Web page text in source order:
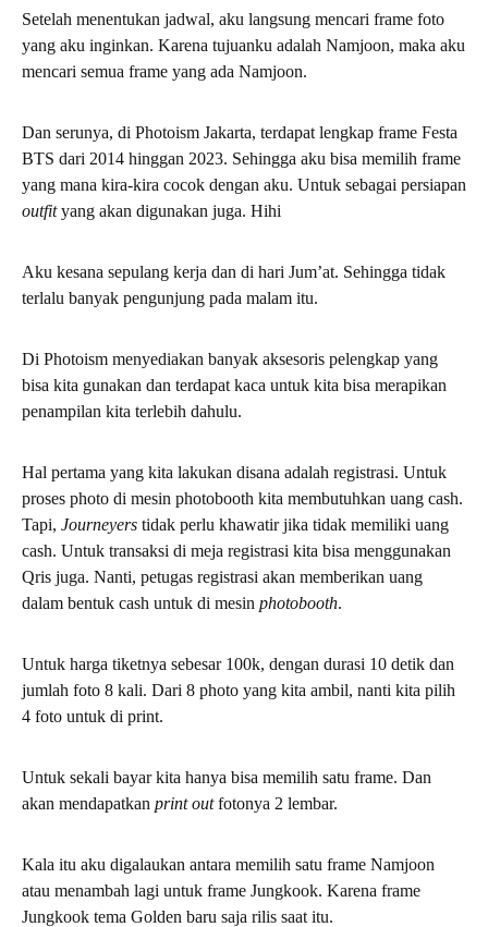
Setelah menentukan jadwal, aku langsung mencari frame foto
yang aku inginkan. Karena tujuanku adalah Namjoon, maka aku
mencari semua frame yang ada Namjoon.
Dan serunya, di Photoism Jakarta, terdapat lengkap frame Festa
BTS dari 2014 hinggan 2023. Sehingga aku bisa memilih frame
yang mana kira-kira cocok dengan aku. Untuk sebagai persiapan
outfityang akan digunakan juga. Hihi
Aku kesana sepulang kerja dan di hari Jum’at. Sehingga tidak
terlalu banyak pengunjung pada malam itu.
Di Photoism menyediakan banyak aksesoris pelengkap yang
bisa kita gunakan dan terdapat kaca untuk kita bisa merapikan
penampilan kita terlebih dahulu.
Hal pertama yang kita lakukan disana adalah registrasi. Untuk
proses photo di mesin photobooth kita membutuhkan uang cash.
Tapi, Journeyers tidak perlu khawatir jika tidak memiliki uang
cash. Untuk transaksi di meja registrasi kita bisa menggunakan
Qris juga. Nanti, petugas registrasi akan memberikan uang
dalam bentuk cash untuk di mesin photobooth.
Untuk harga tiketnya sebesar 100k, dengan durasi 10 detik dan
jumlah foto 8 kali. Dari 8 photo yang kita ambil, nanti kita pilih
4 foto untuk di print.
Untuk sekali bayar kita hanya bisa memilih satu frame. Dan
akan mendapatkan print outfotonya 2 lembar.
Kala itu aku digalaukan antara memilih satu frame Namjoon
atau menambah lagi untuk frame Jungkook. Karena frame
Jungkook tema Golden baru saja rilis saat itu.